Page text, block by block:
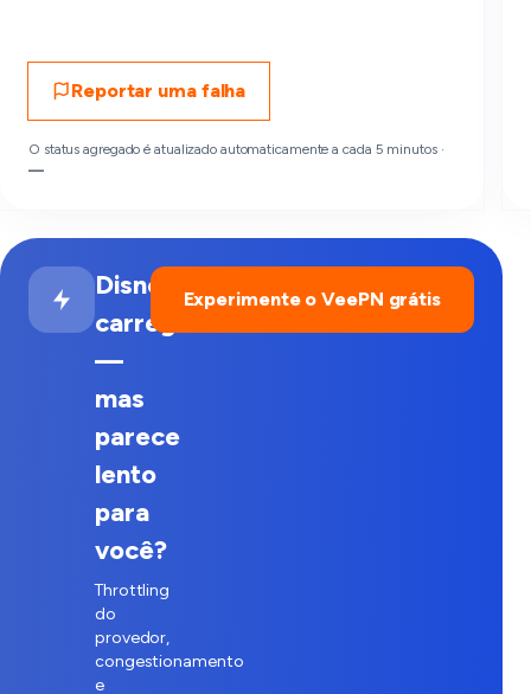
Reportar uma falha
O status agregado é atualizado automaticamente a cada 5 minutos ·
—
Disney+
carrega
—
mas
parece
lento
para
você?
Throttling
do
provedor,
congestionamento
e
Experimente o VeePN grátis